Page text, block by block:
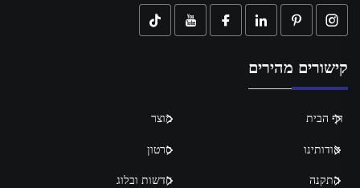
קישורים מהירים
דף הבית מוצר
אודותינו סרטון
התקנה חדשות ובלוג